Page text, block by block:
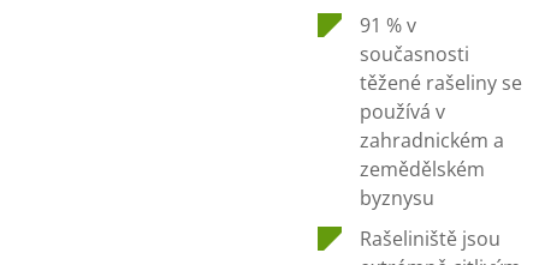
91 % v
současnosti
těžené rašeliny se
používá v
zahradnickém a
zemědělském
byznysu
Rašeliniště jsou